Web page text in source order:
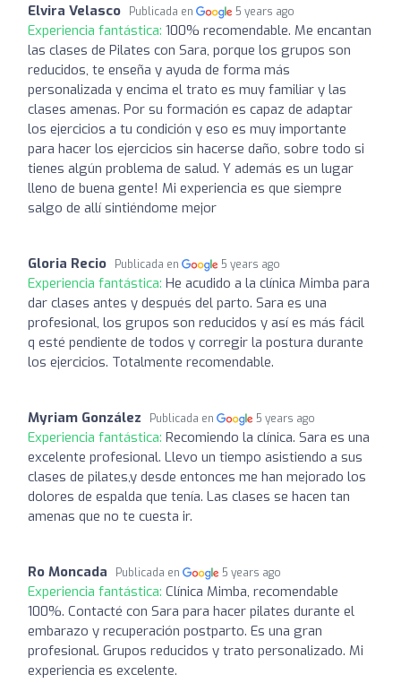
Elvira Velasco Publicada en 5 years ago
Experiencia fantástica: 100% recomendable. Me encantan
las clases de Pilates con Sara, porque los grupos son
reducidos, te enseña y ayuda de forma más
personalizada y encima el trato es muy familiar y las
clases amenas. Por su formación es capaz de adaptar
los ejercicios a tu condición y eso es muy importante
para hacer los ejercicios sin hacerse daño, sobre todo si
tienes algún problema de salud. Y además es un lugar
lleno de buena gente! Mi experiencia es que siempre
salgo de allí sintiéndome mejor
Gloria Recio Publicada en 5 years ago
Experiencia fantástica: He acudido a la clínica Mimba para
dar clases antes y después del parto. Sara es una
profesional, los grupos son reducidos y así es más fácil
q esté pendiente de todos y corregir la postura durante
los ejercicios. Totalmente recomendable.
Myriam González Publicada en 5 years ago
Experiencia fantástica: Recomiendo la clínica. Sara es una
excelente profesional. Llevo un tiempo asistiendo a sus
clases de pilates,y desde entonces me han mejorado los
dolores de espalda que tenía. Las clases se hacen tan
amenas que no te cuesta ir.
Ro Moncada Publicada en 5 years ago
Experiencia fantástica: Clínica Mimba, recomendable
100%. Contacté con Sara para hacer pilates durante el
embarazo y recuperación postparto. Es una gran
profesional. Grupos reducidos y trato personalizado. Mi
experiencia es excelente.